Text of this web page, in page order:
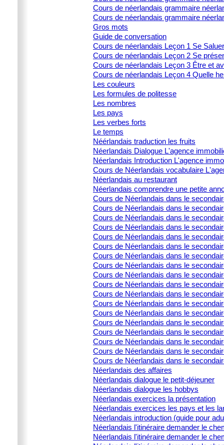
Cours de néerlandais grammaire
Cours de néerlandais grammaire
Gros mots
Guide de conversation
Cours de néerlandais Leçon 1 Se Saluer
Cours de néerlandais Leçon 2 Se
Cours de néerlandais Leçon 3 Être et
Cours de néerlandais Leçon 4 Quelle
Les couleurs
Les formules de politesse
Les nombres
Les pays
Les verbes forts
Le temps
Néérlandais traduction les fruits
Néerlandais Dialogue L'agence
Néerlandais Introduction L'agence
Cours de Néerlandais vocabulaire
Néerlandais au restaurant
Néerlandais comprendre une petite
Cours de Néerlandais dans le
Cours de Néerlandais dans le
Cours de Néerlandais dans le
Cours de Néerlandais dans le
Cours de Néerlandais dans le
Cours de Néerlandais dans le
Cours de Néerlandais dans le
Cours de Néerlandais dans le
Cours de Néerlandais dans le
Cours de Néerlandais dans le
Cours de Néerlandais dans le
Cours de Néerlandais dans le
Cours de Néerlandais dans le
Cours de Néerlandais dans le
Cours de Néerlandais dans le
Cours de Néerlandais dans le
Cours de Néerlandais dans le
Cours de Néerlandais dans le
Néerlandais des affaires
Néerlandais dialogue le petit-déjeuner
Néerlandais dialogue les hobbys
Néerlandais exercices la présentation
Néerlandais exercices les pays et les
Néerlandais introduction (guide pour
Néerlandais l'itinéraire demander le
Néerlandais l'itinéraire demander le